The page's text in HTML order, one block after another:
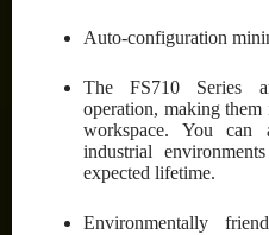
Auto-configuration
The FS710 Series
operation, making
workspace. You
industrial
expected lifetime.
Environmentally